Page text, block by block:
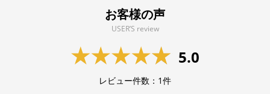
お客様の声
USER’S review
5.0
レビュー件数： 1件